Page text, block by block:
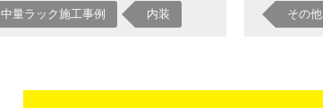
中量ラック施工事例 内装 その他